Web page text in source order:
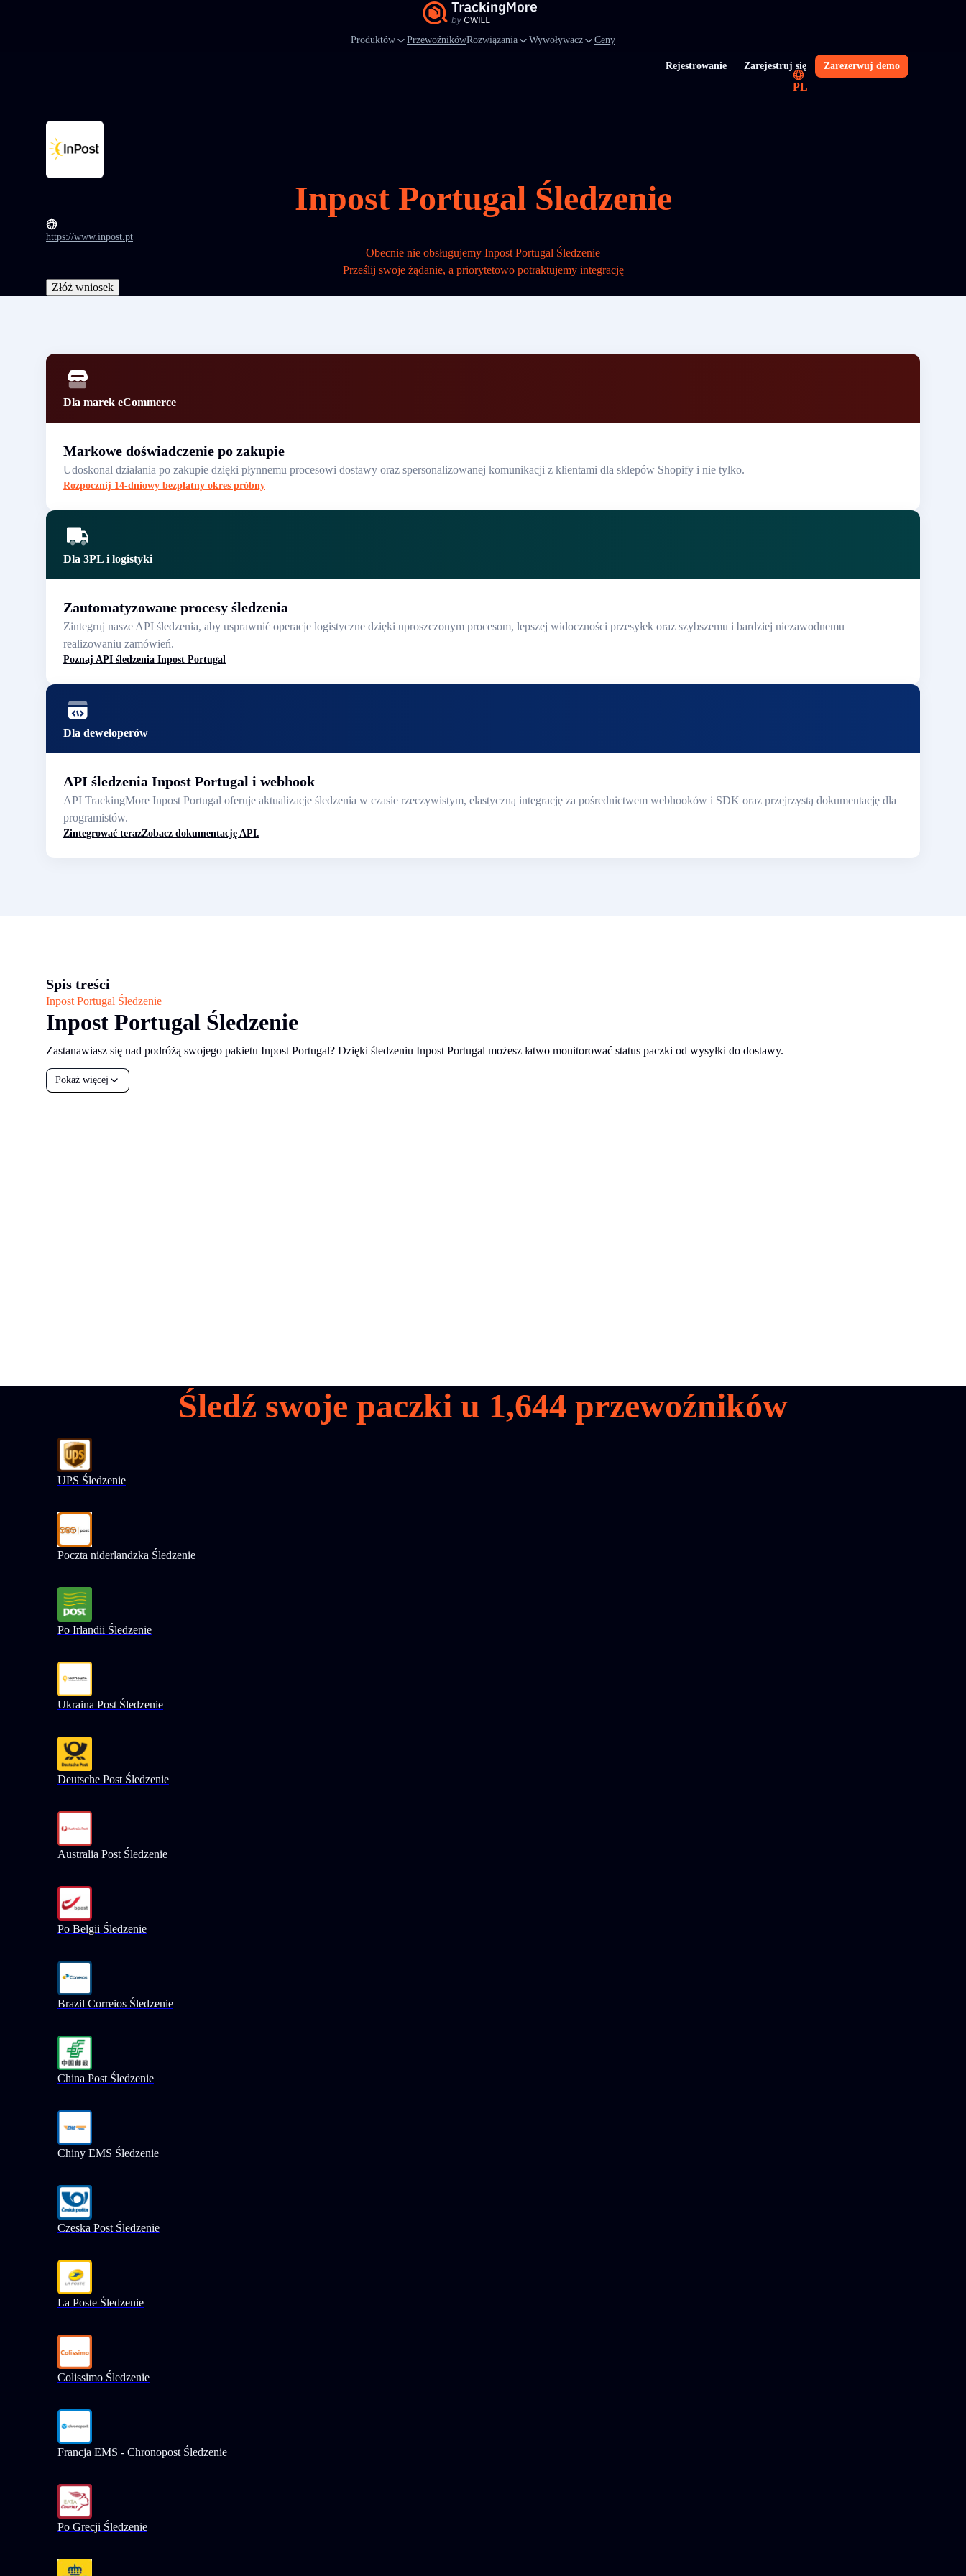
Produktów PrzewoźnikówRozwiązania Wywoływacz Ceny
Rejestrowanie Zarejestruj się Zarezerwuj demo
PL
Inpost Portugal Śledzenie
https://www.inpost.pt
Obecnie nie obsługujemy Inpost Portugal Śledzenie
Prześlij swoje żądanie, a priorytetowo potraktujemy integrację
Złóż wniosek
Dla marek eCommerce
Markowe doświadczenie po zakupie
Udoskonal działania po zakupie dzięki płynnemu procesowi dostawy oraz spersonalizowanej komunikacji z klientami dla sklepów Shopify i nie tylko.
Rozpocznij 14-dniowy bezpłatny okres próbny
Dla 3PL i logistyki
Zautomatyzowane procesy śledzenia
Zintegruj nasze API śledzenia, aby usprawnić operacje logistyczne dzięki uproszczonym procesom, lepszej widoczności przesyłek oraz szybszemu i bardziej niezawodnemu
realizowaniu zamówień.
Poznaj API śledzenia Inpost Portugal
Dla deweloperów
API śledzenia Inpost Portugal i webhook
API TrackingMore Inpost Portugal oferuje aktualizacje śledzenia w czasie rzeczywistym, elastyczną integrację za pośrednictwem webhooków i SDK oraz przejrzystą dokumentację dla
programistów.
Zintegrować terazZobacz dokumentację API.
Spis treści
Inpost Portugal Śledzenie
Inpost Portugal Śledzenie
Zastanawiasz się nad podróżą swojego pakietu Inpost Portugal? Dzięki śledzeniu Inpost Portugal możesz łatwo monitorować status paczki od wysyłki do dostawy.
Pokaż więcej
Śledź swoje paczki u 1,644 przewoźników
UPS Śledzenie
Poczta niderlandzka Śledzenie
Po Irlandii Śledzenie
Ukraina Post Śledzenie
Deutsche Post Śledzenie
Australia Post Śledzenie
Po Belgii Śledzenie
Brazil Correios Śledzenie
China Post Śledzenie
Chiny EMS Śledzenie
Czeska Post Śledzenie
La Poste Śledzenie
Colissimo Śledzenie
Francja EMS - Chronopost Śledzenie
Po Grecji Śledzenie